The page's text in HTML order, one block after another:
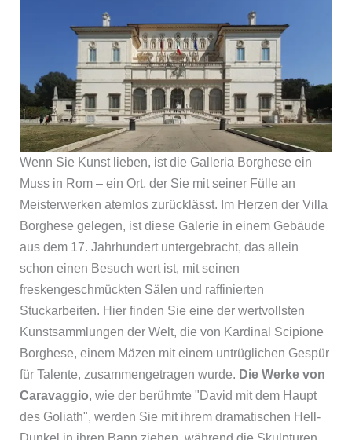
Wenn Sie Kunst lieben, ist die Galleria Borghese ein
Muss in Rom – ein Ort, der Sie mit seiner Fülle an
Meisterwerken atemlos zurücklässt. Im Herzen der Villa
Borghese gelegen, ist diese Galerie in einem Gebäude
aus dem 17. Jahrhundert untergebracht, das allein
schon einen Besuch wert ist, mit seinen
freskengeschmückten Sälen und raffinierten
Stuckarbeiten. Hier finden Sie eine der wertvollsten
Kunstsammlungen der Welt, die von Kardinal Scipione
Borghese, einem Mäzen mit einem untrüglichen Gespür
für Talente, zusammengetragen wurde. Die Werke von
Caravaggio, wie der berühmte "David mit dem Haupt
des Goliath", werden Sie mit ihrem dramatischen Hell-